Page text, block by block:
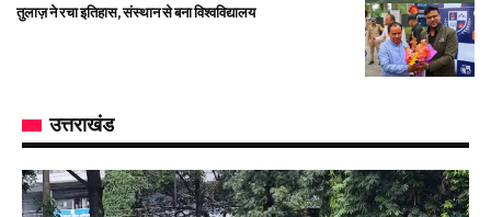
तुलाज़ ने रचा इतिहास, संस्थान से बना विश्वविद्यालय
उत्तराखंड